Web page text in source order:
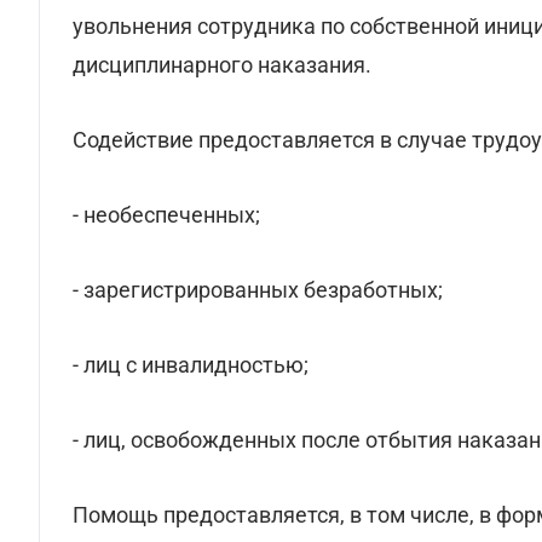
увольнения сотрудника по собственной
дисциплинарного наказания.
Содействие предоставляется в случае
- необеспеченных;
- зарегистрированных безработных;
- лиц с инвалидностью;
- лиц, освобожденных после отбытия
Помощь предоставляется, в том числе, в